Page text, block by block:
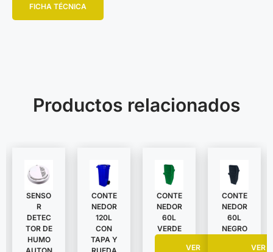
FICHA TÉCNICA
Productos relacionados
SENSO
R
DETEC
TOR DE
HUMO
CONTE
NEDOR
120L
CON
TAPA Y
CONTE
NEDOR
60L
VERDE
VER
CONTE
NEDOR
60L
NEGRO
VER